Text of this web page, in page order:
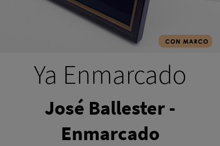
Ya Enmarcado
José Ballester -
Enmarcado